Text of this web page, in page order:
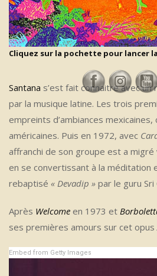
Cliquez sur la pochette pour lancer
Santana s’est fait connaitre avec
par la musique latine. Les trois
empreints d’ambiances mexicaines,
américaines. Puis en 1972, avec
affranchi de son groupe est a
en se convertissant à la méditation
rebaptisé « Devadip » par le guru Sri
Après Welcome en 1973 et
ses premières amours sur cet opus
Embed from Getty Images